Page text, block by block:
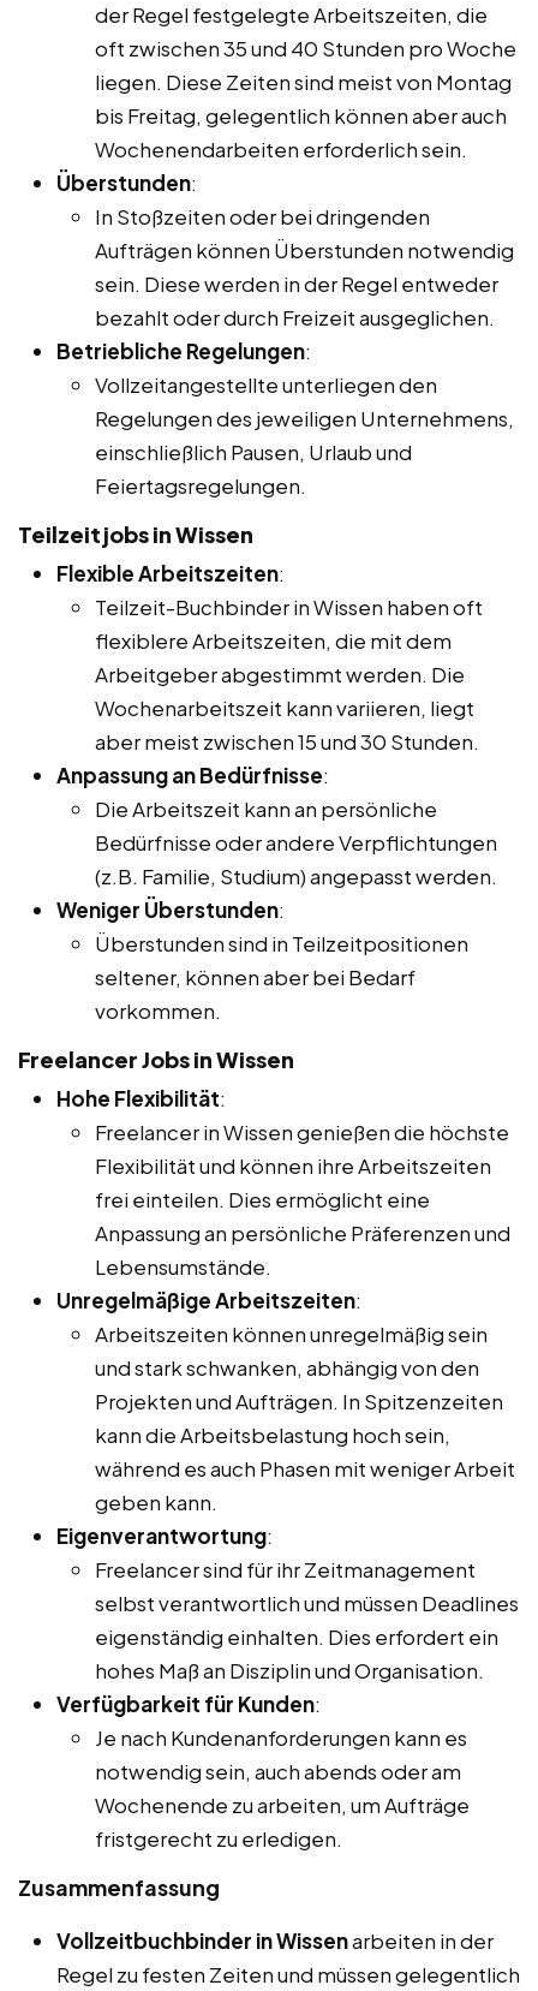
der Regel festgelegte Arbeitszeiten, die
oft zwischen 35 und 40 Stunden pro Woche
liegen. Diese Zeiten sind meist von Montag
bis Freitag, gelegentlich können aber auch
Wochenendarbeiten erforderlich sein.
Überstunden:
In Stoßzeiten oder bei dringenden
Aufträgen können Überstunden notwendig
sein. Diese werden in der Regel entweder
bezahlt oder durch Freizeit ausgeglichen.
Betriebliche Regelungen:
Vollzeitangestellte unterliegen den
Regelungen des jeweiligen Unternehmens,
einschließlich Pausen, Urlaub und
Feiertagsregelungen.
Teilzeitjobs in Wissen
Flexible Arbeitszeiten:
Teilzeit-Buchbinder in Wissen haben oft
flexiblere Arbeitszeiten, die mit dem
Arbeitgeber abgestimmt werden. Die
Wochenarbeitszeit kann variieren, liegt
aber meist zwischen 15 und 30 Stunden.
Anpassung an Bedürfnisse:
Die Arbeitszeit kann an persönliche
Bedürfnisse oder andere Verpflichtungen
(z.B. Familie, Studium) angepasst werden.
Weniger Überstunden:
Überstunden sind in Teilzeitpositionen
seltener, können aber bei Bedarf
vorkommen.
Freelancer Jobs in Wissen
Hohe Flexibilität:
Freelancer in Wissen genießen die höchste
Flexibilität und können ihre Arbeitszeiten
frei einteilen. Dies ermöglicht eine
Anpassung an persönliche Präferenzen und
Lebensumstände.
Unregelmäßige Arbeitszeiten:
Arbeitszeiten können unregelmäßig sein
und stark schwanken, abhängig von den
Projekten und Aufträgen. In Spitzenzeiten
kann die Arbeitsbelastung hoch sein,
während es auch Phasen mit weniger Arbeit
geben kann.
Eigenverantwortung:
Freelancer sind für ihr Zeitmanagement
selbst verantwortlich und müssen Deadlines
eigenständig einhalten. Dies erfordert ein
hohes Maß an Disziplin und Organisation.
Verfügbarkeit für Kunden:
Je nach Kundenanforderungen kann es
notwendig sein, auch abends oder am
Wochenende zu arbeiten, um Aufträge
fristgerecht zu erledigen.
Zusammenfassung
Vollzeitbuchbinder in Wissenarbeiten in der
Regel zu festen Zeiten und müssen gelegentlich